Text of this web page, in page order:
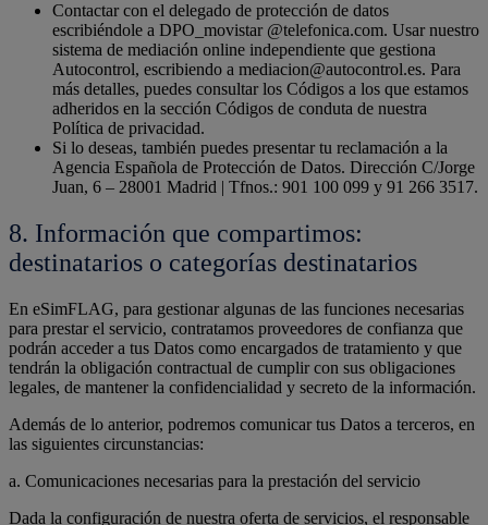
Contactar con el delegado de protección de datos
escribiéndole a DPO_movistar @telefonica.com. Usar nuestro
sistema de mediación online independiente que gestiona
Autocontrol, escribiendo a mediacion@autocontrol.es. Para
más detalles, puedes consultar los Códigos a los que estamos
adheridos en la sección Códigos de conduta de nuestra
Política de privacidad.
Si lo deseas, también puedes presentar tu reclamación a la
Agencia Española de Protección de Datos. Dirección C/Jorge
Juan, 6 – 28001 Madrid | Tfnos.: 901 100 099 y 91 266 3517.
8. Información que compartimos:
destinatarios o categorías destinatarios
En eSimFLAG, para gestionar algunas de las funciones necesarias
para prestar el servicio, contratamos proveedores de confianza que
podrán acceder a tus Datos como encargados de tratamiento y que
tendrán la obligación contractual de cumplir con sus obligaciones
legales, de mantener la confidencialidad y secreto de la información.
Además de lo anterior, podremos comunicar tus Datos a terceros, en
las siguientes circunstancias:
a. Comunicaciones necesarias para la prestación del servicio
Dada la configuración de nuestra oferta de servicios, el responsable